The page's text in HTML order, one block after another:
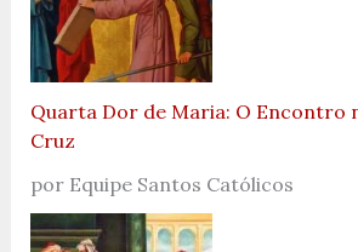
Quarta Dor de Maria: O Encontro
Cruz
por Equipe Santos Católicos